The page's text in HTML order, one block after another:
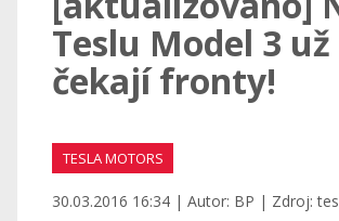
Teslu Model 3 už
čekají fronty!
TESLA MOTORS
30.03.2016 16:34 | Autor: BP | Zdroj: